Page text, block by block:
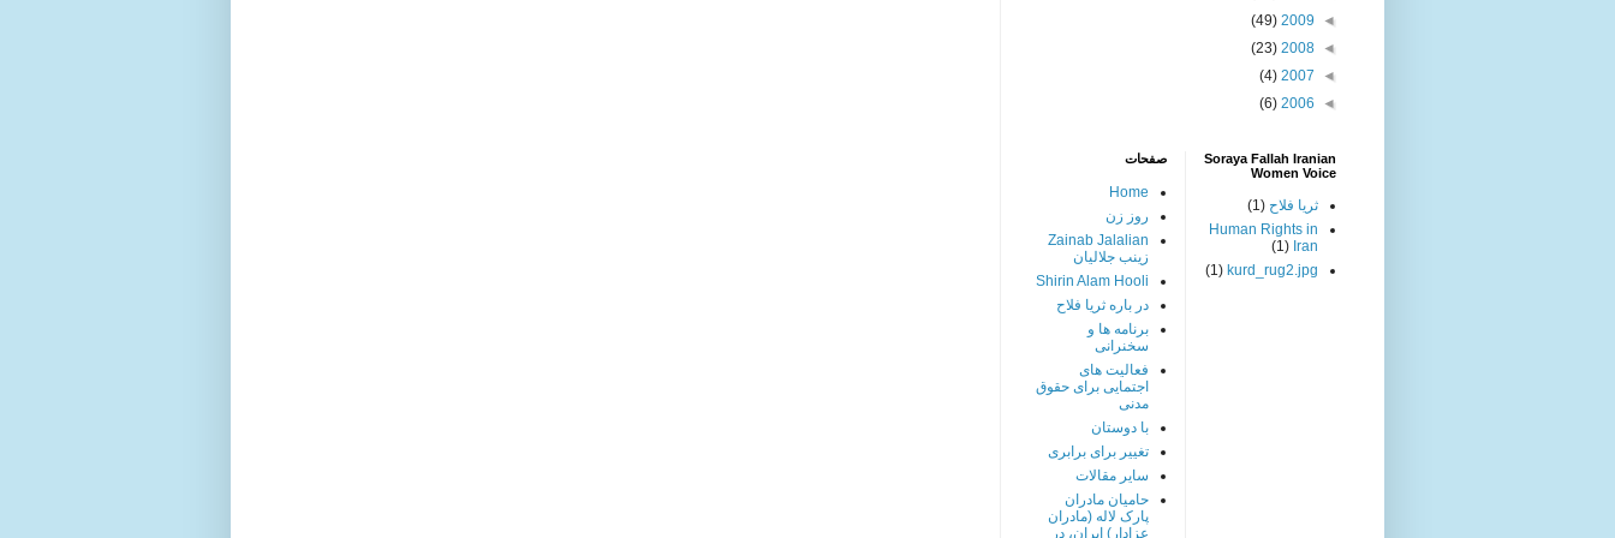
◄
2009
(49)
◄
2008
(23)
◄
2007
(4)
◄
2006
(6)
Soraya Fallah Iranian
Women Voice
ثریا فلاح (1)
Human Rights in
Iran
(1)
kurd_rug2.jpg
(1)
صفحات
Home
روز زن
Zainab Jalalian
زینب جلالیان
Shirin Alam Hooli
در باره ثریا فلاح
برنامه ها و
سخنرانی
فعالیت های
اجتمایی برای حقوق
مدنی
با دوستان
تغییر برای برابری
سایر مقالات
حامیان مادران
پارک لاله (مادران
عزادار) ایران، در